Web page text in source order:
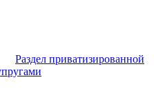
Раздел приватизированной